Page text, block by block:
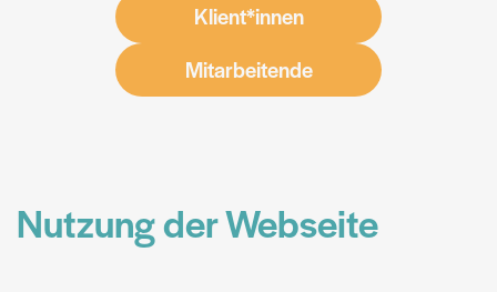
Klient*innen
Mitarbeitende
Nutzung der Webseite